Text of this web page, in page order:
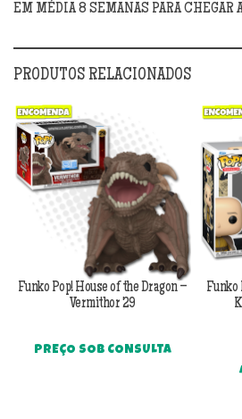
EM MÉDIA 8 SEMANAS PARA CHEGAR
PRODUTOS RELACIONADOS
Funko Pop! House of the Dragon –
Vermithor 29
PREÇO SOB CONSULTA
Funko